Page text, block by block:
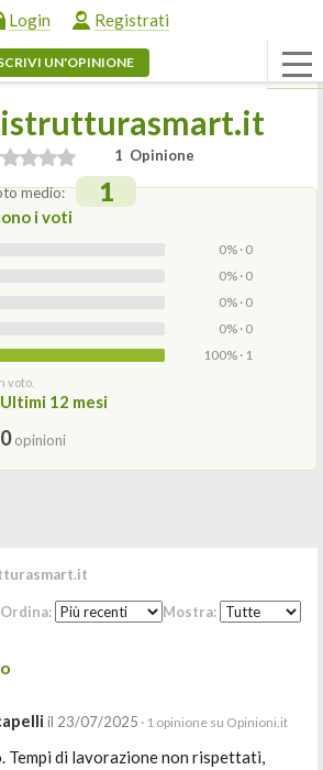
Login Registrati
UN'OPINIONE
1 Opinione
medio: 1
i voti
0% · 0
0% · 0
0% · 0
0% · 0
100% · 1
voto.
Ultimi 12 mesi
0opinioni
Ordina: Mostra:
il 23/07/2025 · 1 opinione su Opinioni.it
Tempi di lavorazione non rispettati,